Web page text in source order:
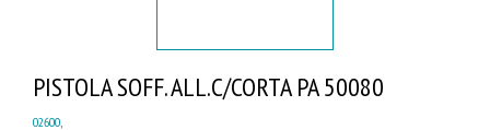
PISTOLA SOFF. ALL.C/CORTA PA 50080
02600